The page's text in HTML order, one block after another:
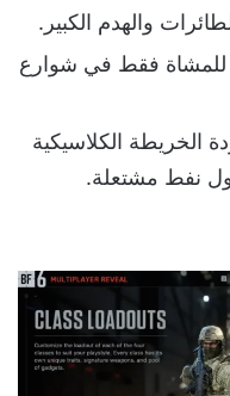
والهدم الكبير.
للمشاة فقط في شوارع
الخريطة الكلاسيكية